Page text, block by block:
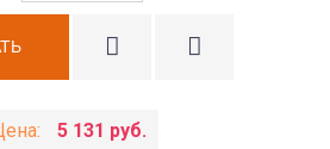
5 131 руб.